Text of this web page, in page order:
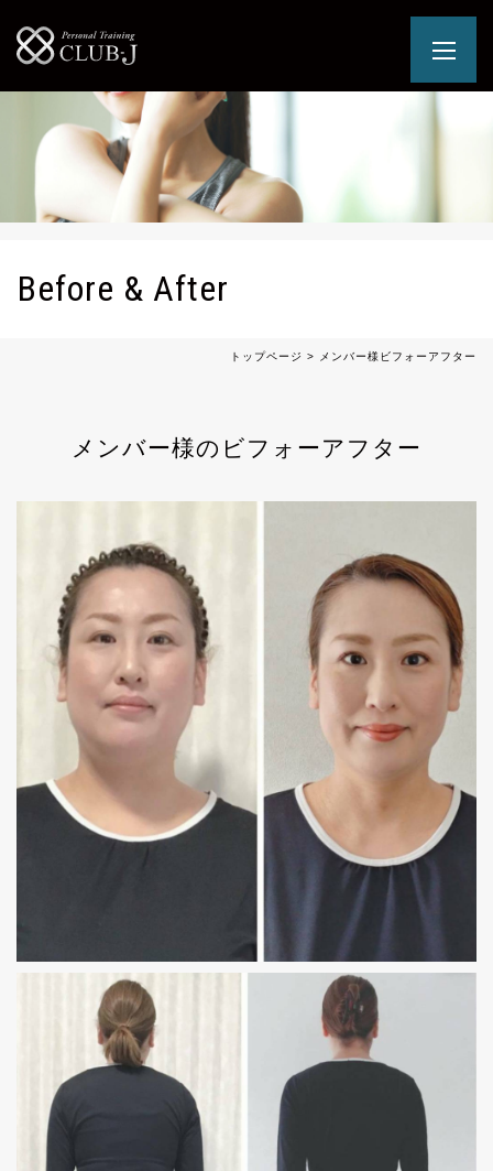
Before & After
トップページ > メンバー様ビフォーアフター
メンバー様のビフォーアフター